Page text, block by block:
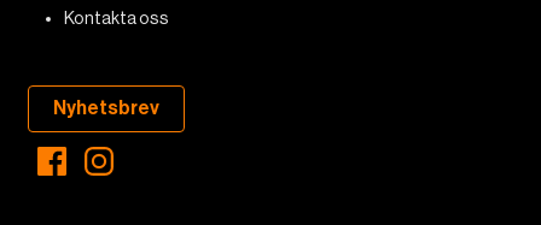
Kontakta oss
Nyhetsbrev